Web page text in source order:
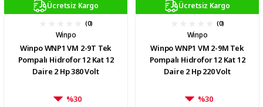
Ücretsiz Kargo
(0)
Winpo
Winpo WNP1 VM 2-9T Tek
Pompalı Hidrofor 12 Kat 12
Daire 2 Hp 380 Volt
%30
Ücretsiz Kargo
(0)
Winpo
Winpo WNP1 VM 2-9M Tek
Pompalı Hidrofor 12 Kat 12
Daire 2 Hp 220 Volt
%30